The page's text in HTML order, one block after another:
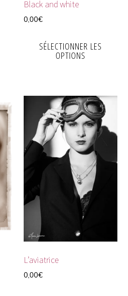
Black and white
0,00€
SÉLECTIONNER LES
OPTIONS
L’aviatrice
0,00€